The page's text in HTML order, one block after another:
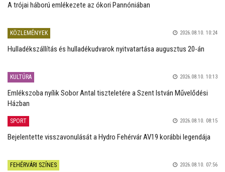
A trójai háború emlékezete az ókori Pannóniában
KÖZLEMÉNYEK 2026.08.10. 10:24
Hulladékszállítás és hulladékudvarok nyitvatartása augusztus 20-án
KULTÚRA 2026.08.10. 10:13
Emlékszoba nyílik Sobor Antal tiszteletére a Szent István Művelődési
Házban
SPORT 2026.08.10. 08:15
Bejelentette visszavonulását a Hydro Fehérvár AV19 korábbi legendája
FEHÉRVÁRI SZÍNES 2026.08.10. 07:56